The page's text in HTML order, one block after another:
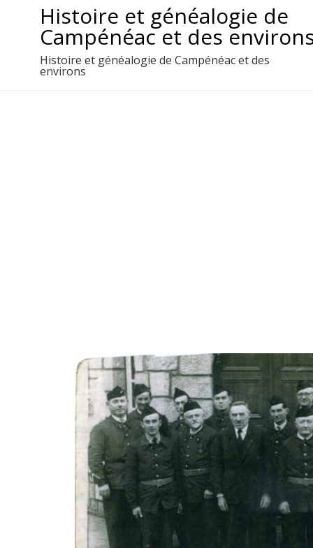
contenu
Histoire et généalogie de
Campénéac et des
Histoire et généalogie de Campénéac et des
environs